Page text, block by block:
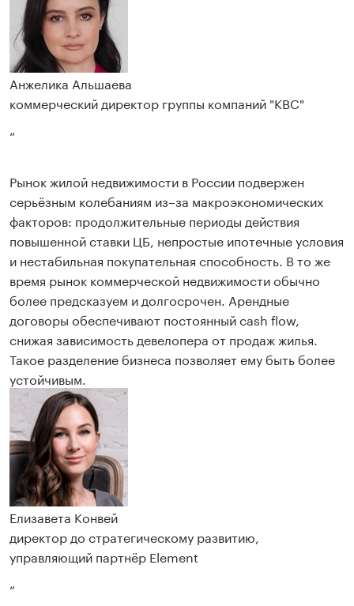
Анжелика Альшаева
коммерческий директор группы компаний "КВС"
“
Рынок жилой недвижимости в России подвержен
серьёзным колебаниям из–за макроэкономических
факторов: продолжительные периоды действия
повышенной ставки ЦБ, непростые ипотечные условия
и нестабильная покупательная способность. В то же
время рынок коммерческой недвижимости обычно
более предсказуем и долгосрочен. Арендные
договоры обеспечивают постоянный cash flow,
снижая зависимость девелопера от продаж жилья.
Такое разделение бизнеса позволяет ему быть более
устойчивым.
Елизавета Конвей
директор до стратегическому развитию,
управляющий партнёр Element
“